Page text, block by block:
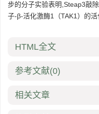
步的分子实验表明,Steap3敲
子-β-活化激酶1（TAK1）的
HTML全文
参考文献(0)
相关文章